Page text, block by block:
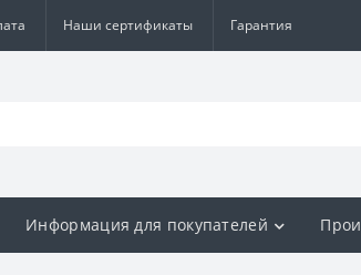
Наши сертификаты Гарантия
Информация для покупателей